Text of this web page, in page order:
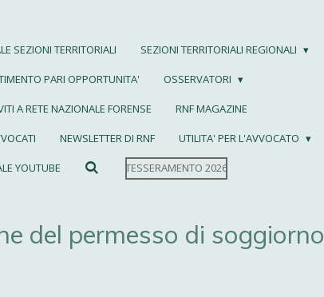
SEZIONI TERRITORIALI SEZIONI TERRITORIALI REGIONALI
PARI OPPORTUNITA' OSSERVATORI
A RETE NAZIONALE FORENSE RNF MAGAZINE
NEWSLETTER DI RNF UTILITA' PER L'AVVOCATO
YOUTUBE TESSERAMENTO 2026
del permesso di soggiorno